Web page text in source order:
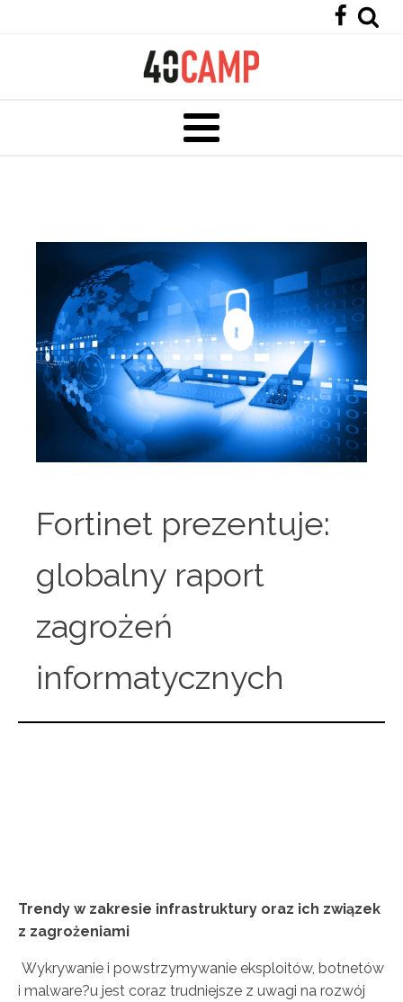
Fortinet prezentuje:
globalny raport
zagrożeń
informatycznych
Trendy w zakresie infrastruktury oraz ich związek
z zagrożeniami
Wykrywanie i powstrzymywanie eksploitów, botnetów
i malware?u jest coraz trudniejsze z uwagi na rozwój